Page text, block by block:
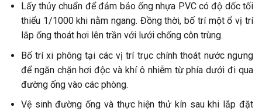
Lấy thủy chuẩn để đảm bảo ống nhựa PVC có độ dốc tối
thiểu 1/1000 khi nằm ngang. Đồng thời, bố trí một ổ vị trí
lắp ống thoát hơi lên trần với lưới chống côn trùng.
Bố trí xi phông tại các vị trí trục chính thoát nước ngưng
để ngăn chặn hơi độc và khí ô nhiễm từ phía dưới đi qua
đường ống vào các phòng.
Vệ sinh đường ống và thực hiện thử kín sau khi lắp đặt